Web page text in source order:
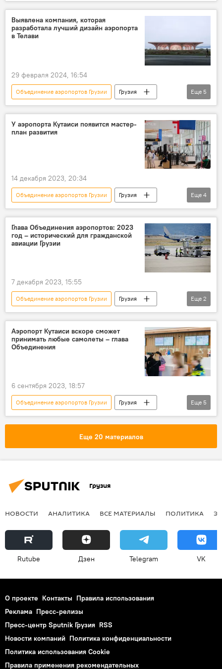
НОВОСТИ
ЭКОНОМИКА
Телави
Тбилиси
Амбролаури
Местия
Кутаиси
Батуми
Выявлена компания, которая
разработала лучший дизайн аэропорта
в Телави
29 февраля 2024, 16:54
Объединение аэропортов Грузии
Грузия
НОВОСТИ
ЭКОНОМИКА
ТУРИЗМ
Еще 5
У аэропорта Кутаиси появится мастер-
план развития
14 декабря 2023, 20:34
Объединение аэропортов Грузии
Грузия
НОВОСТИ
ЭКОНОМИКА
Авиасообщение в Грузии
Кутаисский международный аэропорт
Еще 4
Глава Объединения аэропортов: 2023
год – исторический для гражданской
авиации Грузии
7 декабря 2023, 15:55
Объединение аэропортов Грузии
Грузия
НОВОСТИ
ОБЩЕСТВО
Еще 2
Аэропорт Кутаиси вскоре сможет
принимать любые самолеты – глава
Объединения
6 сентября 2023, 18:57
Объединение аэропортов Грузии
Грузия
ЭКОНОМИКА
НОВОСТИ
Кутаисский международный аэропорт
Леван Давиташвили
Еще 5
Еще 20 материалов
Грузия
НОВОСТИ АНАЛИТИКА ВСЕ МАТЕРИАЛЫ ПОЛИТИКА
Rutube Дзен Telegram VK
О проекте Контакты Правила использования
Реклама Пресс-релизы
Пресс-центр Sputnik Грузия RSS
Новости компаний Политика конфиденциальности
Политика использования Cookie
Правила применения рекомендательных